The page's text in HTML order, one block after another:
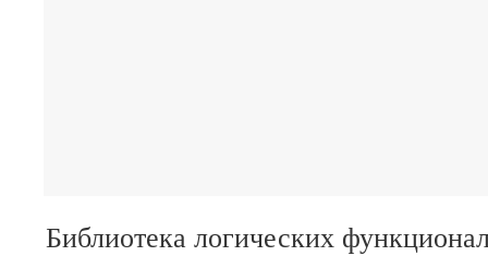
Библиотека логических